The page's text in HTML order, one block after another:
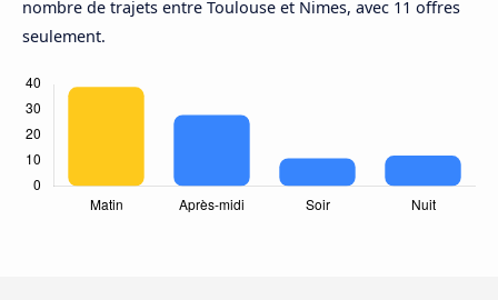
nombre de trajets entre Toulouse et Nimes, avec 11 offres
seulement.